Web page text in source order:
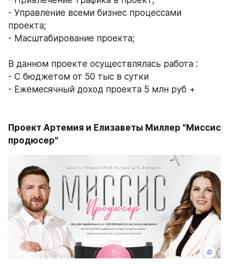
- Управление всеми бизнес процессами
проекта;
- Масштабирование проекта;
В данном проекте осуществлялась работа :
- С бюджетом от 50 тыс в сутки
- Ежемесячный доход проекта 5 млн руб +
Проект Артемия и Елизаветы Миллер "Миссис
продюсер"